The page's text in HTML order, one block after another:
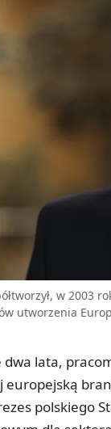
w 2003
utworzenia
dwa lata,
polskiego